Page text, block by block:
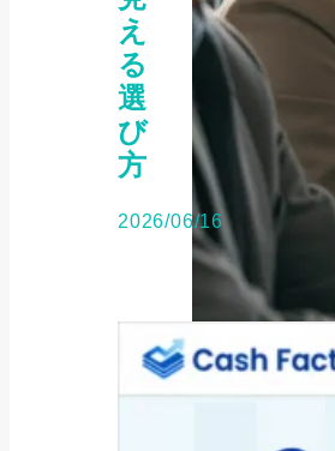
え
る
選
び
方
2026/06/16